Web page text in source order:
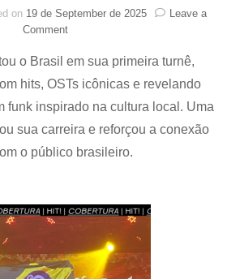
on 19 de September de 2025
Leave a
Commenton
Drama
Concert
São
Paulo:
revela
se
conecta
fãs
brasileiros
o Brasil em sua primeira turnê,
hits, OSTs icônicas e revelando
funk inspirado na cultura local. Uma
sua carreira e reforçou a conexão
o público brasileiro.